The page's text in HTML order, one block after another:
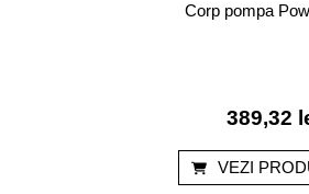
Corp pompa
389,32
VEZI